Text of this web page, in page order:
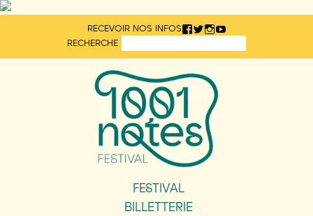
RECEVOIR NOS INFOS
RECHERCHE
FESTIVAL
BILLETTERIE